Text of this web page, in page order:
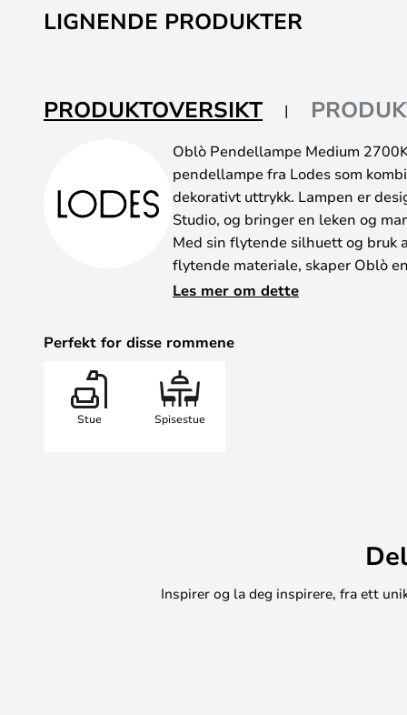
til
begynnelsen
LIGNENDE PRODUKTER
PRODUKTOVERSIKT
Oblò Pendellampe Medium
pendellampe fra Lodes som
dekorativt uttrykk. Lampen er
Studio, og bringer en leken og
Med sin flytende silhuett og bruk
flytende materiale, skaper Oblò
luften. Den hvite plast- og
cm og Ø: 20,6 cm passer denne
salongbord eller ved siden av et
den ideell både i private hjem og
Les mer om dette
Perfekt for disse rommene
Stue Spisestue
Inspirer og la deg inspirere, fra ett